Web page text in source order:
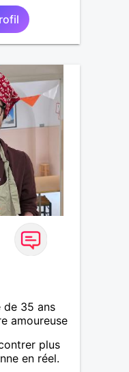
de 35 ans
amoureuse
plus
en réel.